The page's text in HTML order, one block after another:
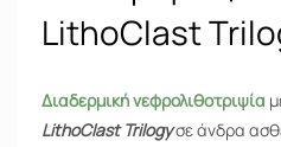
LithoClast
Διαδερμική νεφρολιθοτριψία
LithoClast Trilogyσε άνδρα